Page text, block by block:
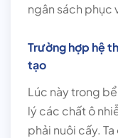
ngân sách phục
Trường hợp hệ
tạo
Lúc này trong
lý các chất ô
phải nuôi cấy.